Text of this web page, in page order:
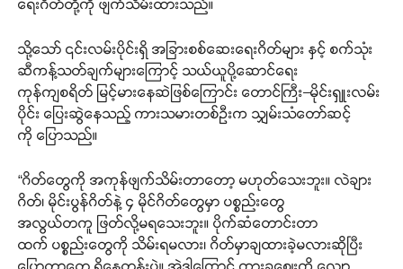
ရေးဂိတ်တို့ကို ဖျက်သိမ်းထားသည်။
သို့သော် ၎င်းလမ်းပိုင်းရှိ အခြားစစ်ဆေးရေးဂိတ်များ နှင့် စက်သုံး
ဆီကန့်သတ်ချက်များကြောင့် သယ်ယူပို့ဆောင်ရေး
ကုန်ကျစရိတ် မြင့်မားနေဆဲဖြစ်ကြောင်း တောင်ကြီး–မိုင်းရှူးလမ်း
ပိုင်း ပြေးဆွဲနေသည့် ကားသမားတစ်ဦးက သျှမ်းသံတော်ဆင့်
ကို ပြောသည်။
“ဂိတ်တွေကို အကုန်ဖျက်သိမ်းတာတော့ မဟုတ်သေးဘူး။ လဲချား
ဂိတ်၊ မိုင်းပွန်ဂိတ်နဲ့ ၄ မိုင်ဂိတ်တွေမှာ ပစ္စည်းတွေ
အလွယ်တကူ ဖြတ်လို့မရသေးဘူး။ ပိုက်ဆံတောင်းတာ
ထက် ပစ္စည်းတွေကို သိမ်းရမလား၊ ဂိတ်မှာချထားခဲ့မလားဆိုပြီး
ပြောတာတွေ ရှိနေတုန်းပဲ။ အဲဒါကြောင့် ကားခဈေးကို လျှော့